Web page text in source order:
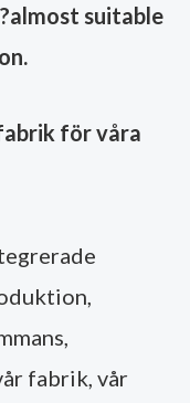
suitable
för våra
fabrik, vår